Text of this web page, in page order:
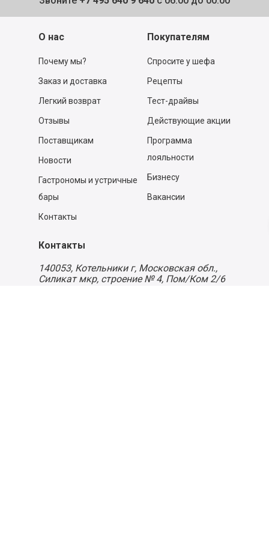
О нас
Почему мы?
Заказ и доставка
Легкий возврат
Отзывы
Поставщикам
Новости
Гастрономы и устричные
бары
Контакты
Покупателям
Спросите у шефа
Рецепты
Тест-драйвы
Действующие акции
Программа
лояльности
Бизнесу
Вакансии
Контакты
140053, Котельники г, Московская обл.,
Силикат мкр, строение № 4, Пом/Ком 2/6